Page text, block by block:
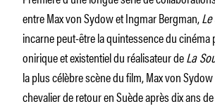
entre Max von Sydow et Ingmar Bergman,
incarne peut-être la quintessence du
onirique et existentiel du réalisateur deLa
la plus célèbre scène du film, Max von
chevalier de retour en Suède après dix ans